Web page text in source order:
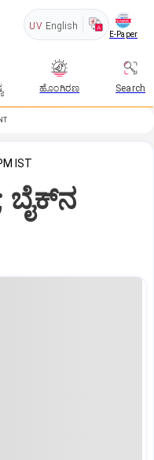
UV English
E-Paper
ಹೊಂಗಿರಣ Search
IST
ಬೈಕ್‌ನ